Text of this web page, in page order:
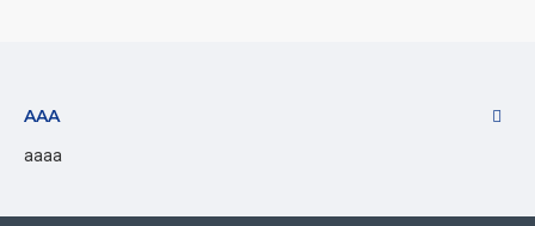
AAA
aaaa